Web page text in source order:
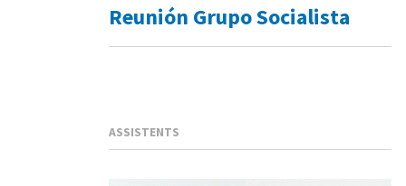
Reunión Grupo Socialista
ASSISTENTS